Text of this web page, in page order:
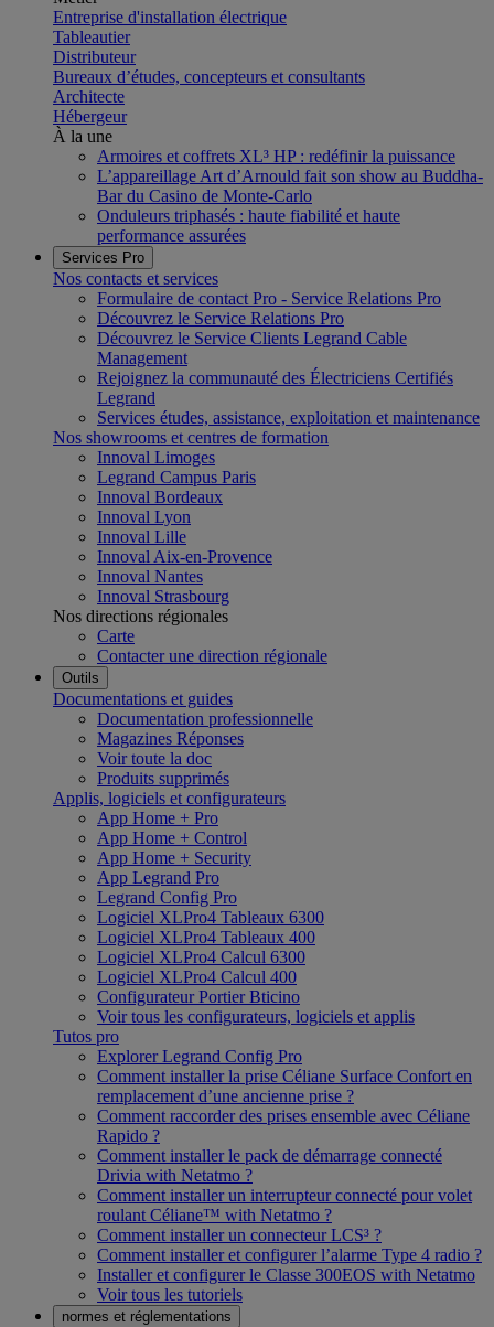
Entreprise d'installation électrique
Tableautier
Distributeur
Bureaux d’études, concepteurs et consultants
Architecte
Hébergeur
À la une
Armoires et coffrets XL³ HP : redéfinir la puissance
L’appareillage Art d’Arnould fait son show au Buddha-
Bar du Casino de Monte-Carlo
Onduleurs triphasés : haute fiabilité et haute
performance assurées
Services Pro
Nos contacts et services
Formulaire de contact Pro - Service Relations Pro
Découvrez le Service Relations Pro
Découvrez le Service Clients Legrand Cable
Management
Rejoignez la communauté des Électriciens Certifiés
Legrand
Services études, assistance, exploitation et maintenance
Nos showrooms et centres de formation
Innoval Limoges
Legrand Campus Paris
Innoval Bordeaux
Innoval Lyon
Innoval Lille
Innoval Aix-en-Provence
Innoval Nantes
Innoval Strasbourg
Nos directions régionales
Carte
Contacter une direction régionale
Outils
Documentations et guides
Documentation professionnelle
Magazines Réponses
Voir toute la doc
Produits supprimés
Applis, logiciels et configurateurs
App Home + Pro
App Home + Control
App Home + Security
App Legrand Pro
Legrand Config Pro
Logiciel XLPro4 Tableaux 6300
Logiciel XLPro4 Tableaux 400
Logiciel XLPro4 Calcul 6300
Logiciel XLPro4 Calcul 400
Configurateur Portier Bticino
Voir tous les configurateurs, logiciels et applis
Tutos pro
Explorer Legrand Config Pro
Comment installer la prise Céliane Surface Confort en
remplacement d’une ancienne prise ?
Comment raccorder des prises ensemble avec Céliane
Rapido ?
Comment installer le pack de démarrage connecté
Drivia with Netatmo ?
Comment installer un interrupteur connecté pour volet
roulant Céliane™ with Netatmo ?
Comment installer un connecteur LCS³ ?
Comment installer et configurer l’alarme Type 4 radio ?
Installer et configurer le Classe 300EOS with Netatmo
Voir tous les tutoriels
normes et réglementations